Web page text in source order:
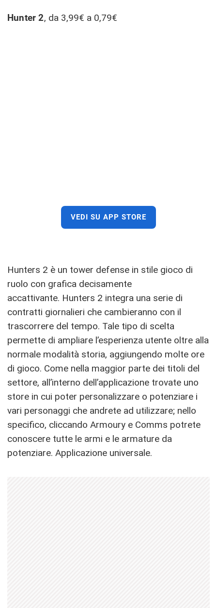
Hunter 2, da 3,99€ a 0,79€
VEDI SU APP STORE
Hunters 2 è un tower defense in stile gioco di
ruolo con grafica decisamente
accattivante. Hunters 2 integra una serie di
contratti giornalieri che cambieranno con il
trascorrere del tempo. Tale tipo di scelta
permette di ampliare l’esperienza utente oltre alla
normale modalità storia, aggiungendo molte ore
di gioco. Come nella maggior parte dei titoli del
settore, all’interno dell’applicazione trovate uno
store in cui poter personalizzare o potenziare i
vari personaggi che andrete ad utilizzare; nello
specifico, cliccando Armoury e Comms potrete
conoscere tutte le armi e le armature da
potenziare. Applicazione universale.